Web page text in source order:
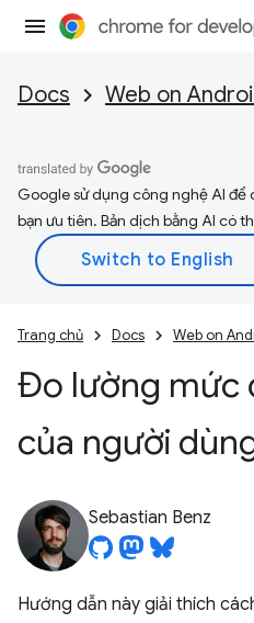
Docs Web on
Google sử dụng công nghệ AI
bạn ưu tiên. Bản dịch bằng AI có
Trang chủ Docs Web on
Đo lường mức
của người
Sebastian Benz
Hướng dẫn này giải thích